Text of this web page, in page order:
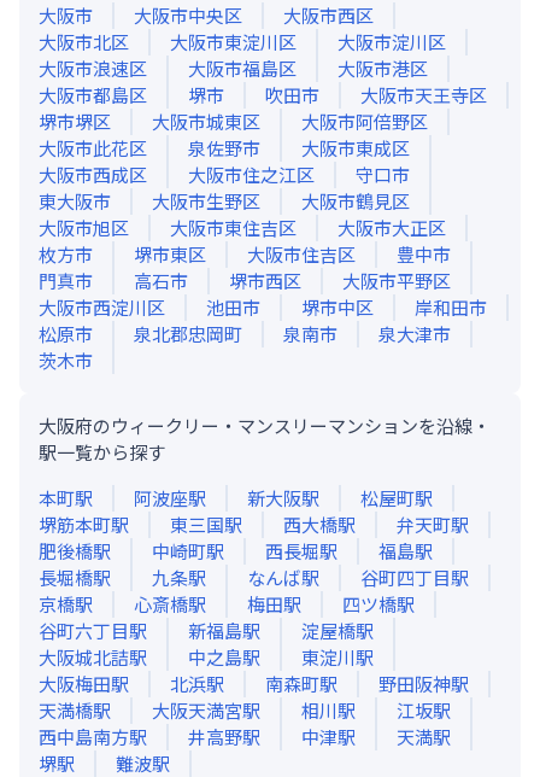
大阪市
大阪市中央区
大阪市西区
大阪市北区
大阪市東淀川区
大阪市淀川区
大阪市浪速区
大阪市福島区
大阪市港区
大阪市都島区
堺市 吹田市
大阪市天王寺区
堺市堺区
大阪市城東区
大阪市阿倍野区
大阪市此花区
泉佐野市
大阪市東成区
大阪市西成区
大阪市住之江区
守口市
東大阪市
大阪市生野区
大阪市鶴見区
大阪市旭区
大阪市東住吉区
大阪市大正区
枚方市
堺市東区 大阪市住吉区
豊中市
門真市
高石市 堺市西区
大阪市平野区
大阪市西淀川区
池田市 堺市中区
岸和田市
松原市
泉北郡忠岡町 泉南市
泉大津市
茨木市
大阪府のウィークリー・マンスリーマンションを沿線・
駅一覧から探す
本町駅 阿波座駅 新大阪駅 松屋町駅
堺筋本町駅 東三国駅 西大橋駅 弁天町駅
肥後橋駅 中崎町駅 西長堀駅 福島駅
長堀橋駅 九条駅 なんば駅 谷町四丁目駅
京橋駅 心斎橋駅 梅田駅 四ツ橋駅
谷町六丁目駅 新福島駅 淀屋橋駅
大阪城北詰駅 中之島駅 東淀川駅
大阪梅田駅 北浜駅 南森町駅 野田阪神駅
天満橋駅 大阪天満宮駅 相川駅 江坂駅
西中島南方駅 井高野駅 中津駅 天満駅
堺駅 難波駅